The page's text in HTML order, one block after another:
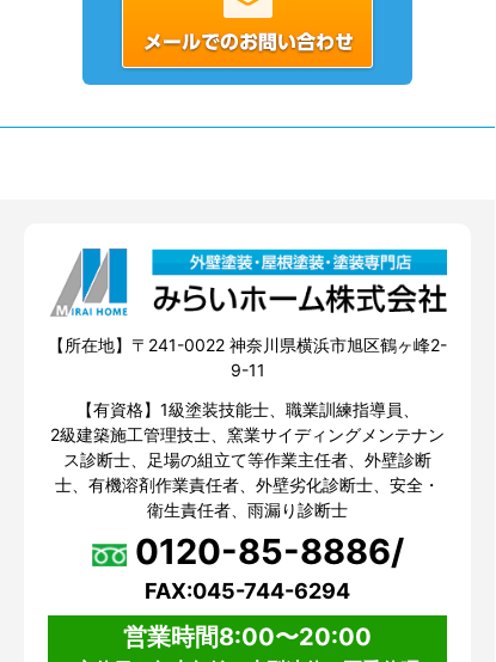
【所在地】〒241-0022 神奈川県横浜市旭区鶴ヶ峰2-
9-11
【有資格】1級塗装技能士、職業訓練指導員、
2級建築施工管理技士、窯業サイディングメンテナン
ス診断士、足場の組立て等作業主任者、外壁診断
士、有機溶剤作業責任者、外壁劣化診断士、安全・
衛生責任者、雨漏り診断士
0120-85-8886/
FAX:045-744-6294
営業時間8:00〜20:00